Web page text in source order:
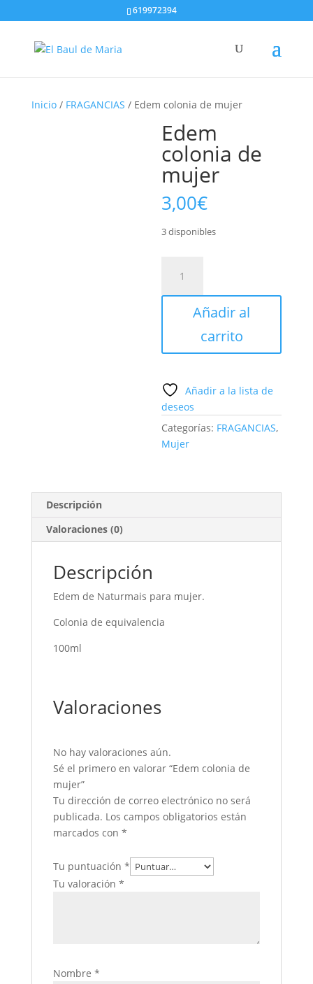
619972394
Inicio/ FRAGANCIAS / Edem colonia de mujer
Edem
colonia de
mujer
3,00€
3 disponibles
colonia
de
Añadir al
carrito
Añadir a la lista de
deseos
Categorías: FRAGANCIAS,
Mujer
Descripción
Valoraciones (0)
Descripción
Edem de Naturmais para mujer.
Colonia de equivalencia
100ml
Valoraciones
No hay valoraciones aún.
Sé el primero en valorar “Edem colonia de
mujer”
Tu dirección de correo electrónico no será
publicada. Los campos obligatorios están
marcados con *
Tu puntuación *
Tu valoración *
Nombre *